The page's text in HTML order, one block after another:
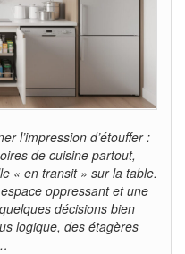
l’impression d’étouffer :
de cuisine partout,
« en transit » sur la table.
oppressant et une
décisions bien
logique, des étagères